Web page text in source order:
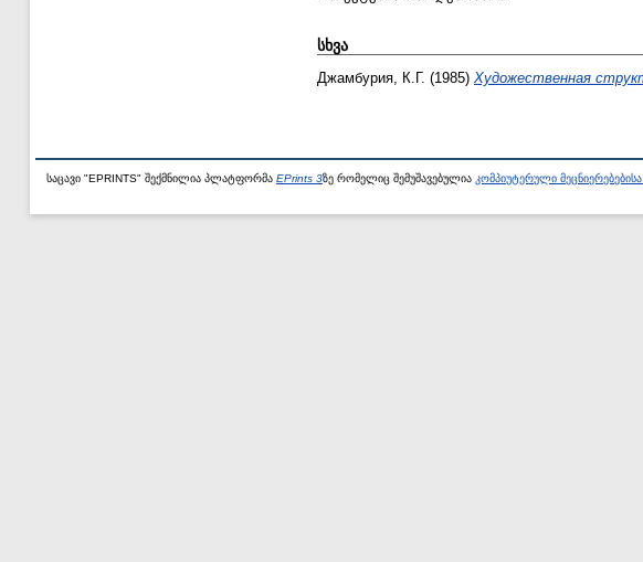
სხვა
Джамбурия, К.Г. (1985) Художественная
საცავი "EPRINTS" შექმნილია პლატფორმა EPrints 3ზე რომელიც შემუშავებულია კომპიუტერული